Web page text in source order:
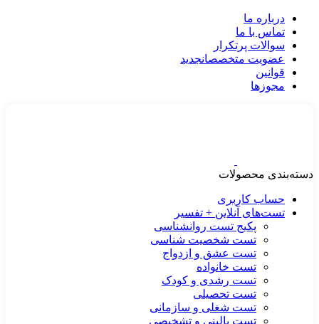
درباره ما
تماس با ما
سوالات پرتکرار
عضویت متخصصانجدید
قوانین
مجوزها
دسته‌بندی محصولات
حساب کاربری
تست‌های آنلاین + تفسیر
پکیج تست روانشناسی
تست شخصیت شناسی
تست عشق و ازدواج
تست خانواده
تست رشدی و کودک
تست تحصیلی
تست شغلی و سازمانی
تست بالینی و تشخیصی